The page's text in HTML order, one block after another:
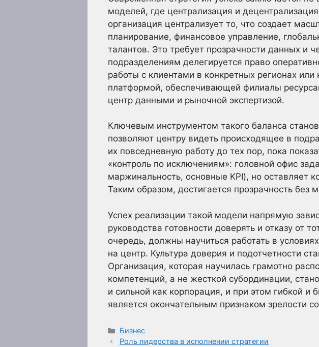
моделей, где централизация и
организация централизует то, что создает
планирование, финансовое управление,
талантов. Это требует прозрачности данных и
подразделениям делегируется право
работы с клиентами в конкретных регионах
платформой, обеспечивающей филиалы
центр данными и рыночной экспертизой.
Ключевым инструментом такого баланса
позволяют центру видеть происходящее в
их повседневную работу до тех пор, пока
«контроль по исключениям»: головной офис
маржинальность, основные KPI), но оставляет
Таким образом, достигается прозрачность без
Успех реализации такой модели напрямую
руководства готовности доверять и отказу от
очередь, должны научиться работать в
на центр. Культура доверия и подотчетности
Организация, которая научилась грамотно
компетенций, а не жесткой субординации,
и сильной как корпорация, и при этом гибкой и
является окончательным признаком зрелости
Рубрики
Бизнес
Роль лидерства в исполнении стратегии